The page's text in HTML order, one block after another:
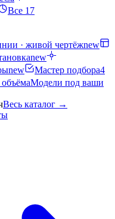
Все 17
· живой чертёжnew
new
new Мастер подбора4
Модели под ваши
Весь каталог →